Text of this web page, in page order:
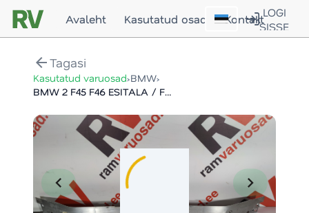
Avaleht Kasutatud osad KontaktLOGI
SISSE
arrow_backTagasi
Kasutatud varuosad›BMW›
BMW 2 F45 F46 ESITALA / FRONT SUPPORT
chevron_left chevron_right